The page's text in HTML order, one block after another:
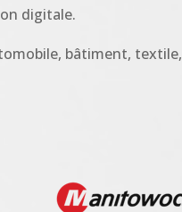
digitale.
bâtiment, textile,